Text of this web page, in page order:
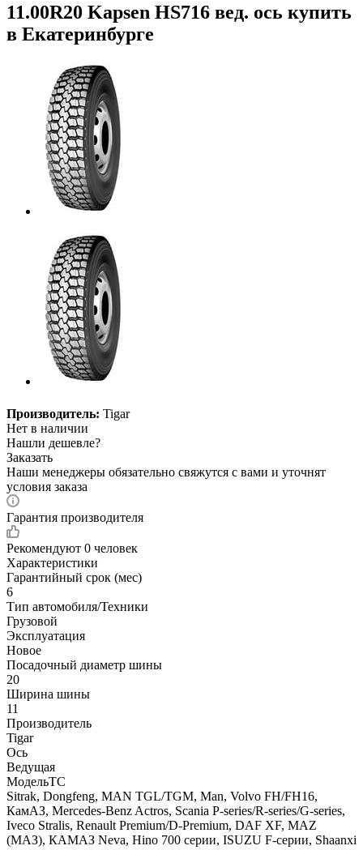
11.00R20 Kapsen HS716 вед. ось купить
в Екатеринбурге
Производитель: Tigar
Нет в наличии
Нашли дешевле?
Заказать
Наши менеджеры обязательно свяжутся с вами и уточнят
условия заказа
Гарантия производителя
Рекомендуют 0 человек
Характеристики
Гарантийный срок (мес)
6
Тип автомобиля/Техники
Грузовой
Эксплуатация
Новое
Посадочный диаметр шины
20
Ширина шины
11
Производитель
Tigar
Ось
Ведущая
МодельТС
Sitrak, Dongfeng, MAN TGL/TGM, Man, Volvo FH/FH16,
КамАЗ, Mercedes-Benz Actros, Scania P-series/R-series/G-series,
Iveco Stralis, Renault Premium/D-Premium, DAF XF, MAZ
(МАЗ), КАМАЗ Neva, Hino 700 серии, ISUZU F-серии, Shaanxi